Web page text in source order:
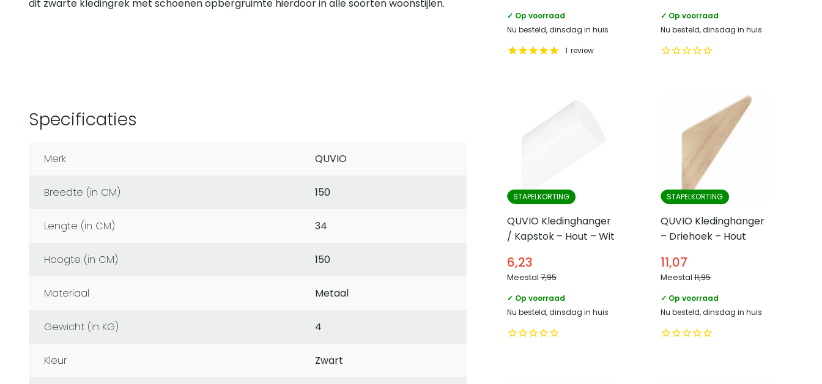
dit zwarte kledingrek met schoenen opbergruimte hierdoor in alle soorten woonstijlen.
Specificaties
Merk QUVIO
Breedte (in CM) 150
Lengte (in CM) 34
Hoogte (in CM) 150
Materiaal Metaal
Gewicht (in KG) 4
Kleur Zwart
✓ Op voorraad
Nu besteld, dinsdag in huis
1 review
✓ Op voorraad
Nu besteld, dinsdag in huis
STAPELKORTING
QUVIO Kledinghanger
/ Kapstok – Hout – Wit
6,23
Meestal7,95
✓ Op voorraad
Nu besteld, dinsdag in huis
STAPELKORTING
QUVIO Kledinghanger
– Driehoek – Hout
11,07
Meestal11,95
✓ Op voorraad
Nu besteld, dinsdag in huis